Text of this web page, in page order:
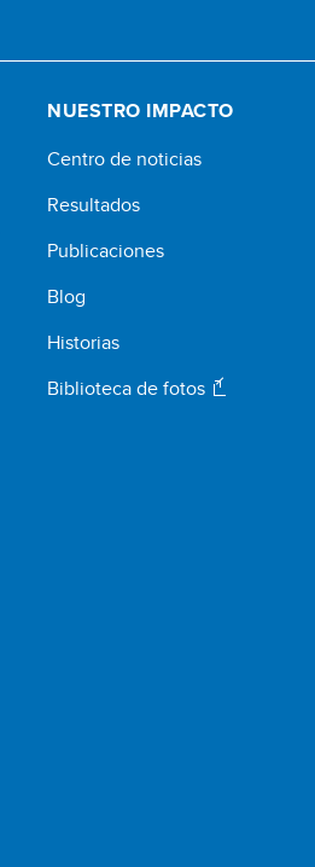
NUESTRO IMPACTO
Centro de noticias
Resultados
Publicaciones
Blog
Historias
Biblioteca de fotos